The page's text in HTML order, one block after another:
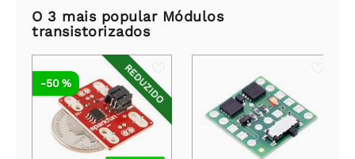
O 3 mais popular Módulos
transistorizados
REDUZIDO
-50 %